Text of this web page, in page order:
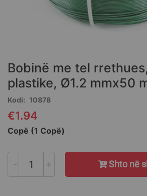
beginning
of
the
images
gallery
Bobinë me tel
plastike, Ø1.2 mmx50
Kodi 10878
€1.94
Copë (1 Copë)
- + Shto në